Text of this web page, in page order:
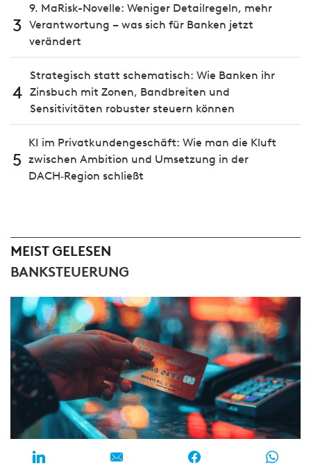
3
9. MaRisk-Novelle: Weniger Detailregeln, mehr
Verantwortung – was sich für Banken jetzt
verändert
4
Strategisch statt schematisch: Wie Banken ihr
Zinsbuch mit Zonen, Bandbreiten und
Sensitivitäten robuster steuern können
5
KI im Privatkundengeschäft: Wie man die Kluft
zwischen Ambition und Umsetzung in der
DACH‑Region schließt
MEIST GELESEN
BANKSTEUERUNG
Verbraucherkreditrichtlinie 2026 kompakt – was